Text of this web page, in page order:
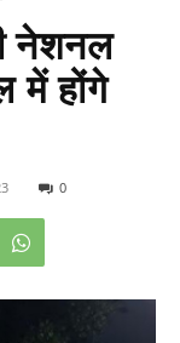
नेशनल
में होंगे
0